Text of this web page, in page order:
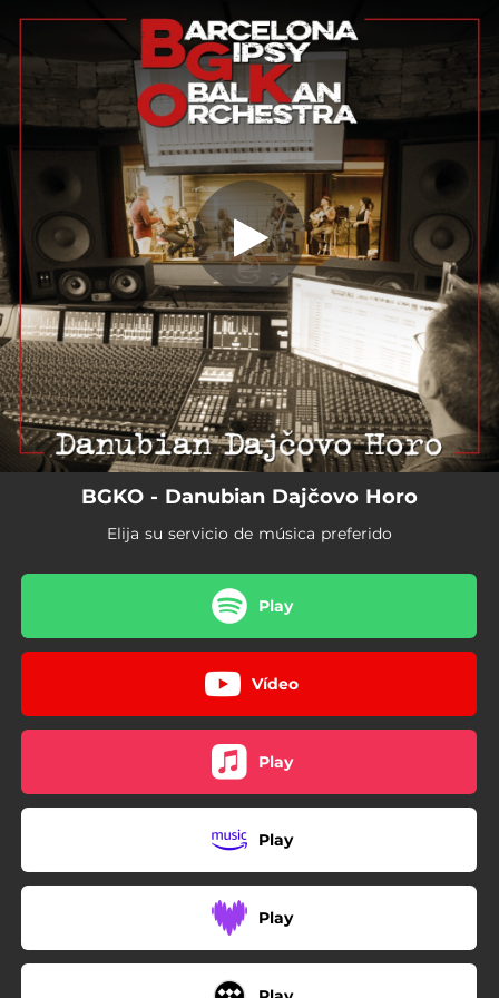
You're all set!
Danubian Dajčovo Horo
Danubian Dajčovo Horo
04:39
BGKO - Danubian Dajčovo Horo
Elija su servicio de música preferido
Play
Vídeo
Play
Play
Play